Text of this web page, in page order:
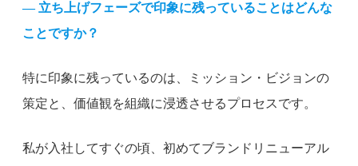
— 立ち上げフェーズで印象に残っていることはどんな
ことですか？
特に印象に残っているのは、ミッション・ビジョンの
策定と、価値観を組織に浸透させるプロセスです。
私が入社してすぐの頃、初めてブランドリニューアル